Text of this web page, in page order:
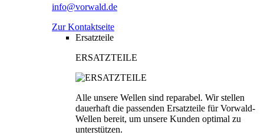
info@vorwald.de
Zur Kontaktseite
Ersatzteile
ERSATZTEILE
Alle unsere Wellen sind reparabel. Wir stellen
dauerhaft die passenden Ersatzteile für Vorwald-
Wellen bereit, um unsere Kunden optimal zu
unterstützen.